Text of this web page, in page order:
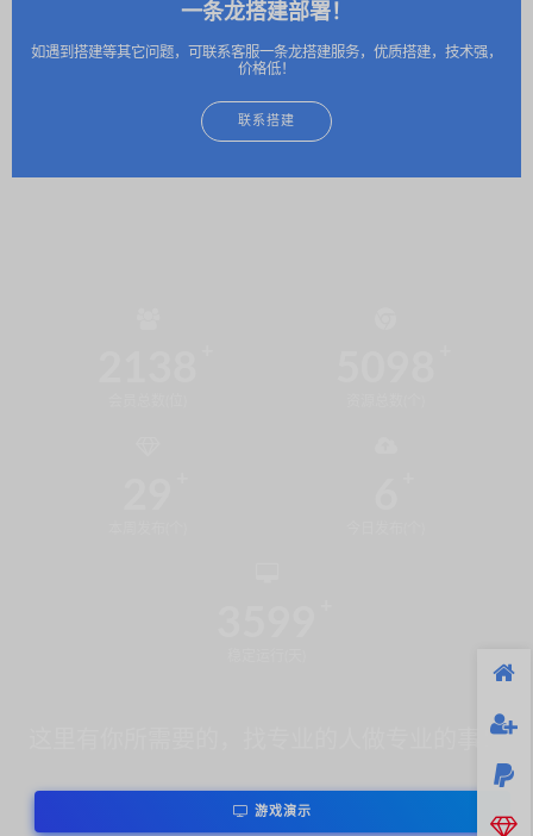
一条龙搭建部署！
如遇到搭建等其它问题，可联系客服一条龙搭建服务，优质搭建，技术强，
价格低！
联系搭建
这里有你所需要的，找专业的人做专业的事！
游戏演示